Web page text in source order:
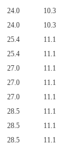
24.0
10.3
24.0
10.3
25.4
11.1
25.4
11.1
27.0
11.1
27.0
11.1
27.0
11.1
28.5
11.1
28.5
11.1
28.5 11.1